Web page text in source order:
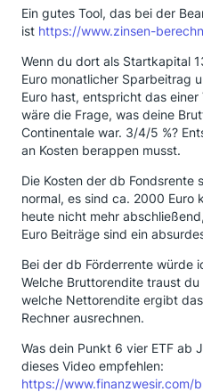
Ein gutes Tool, das bei der
ist https://www.zinsen-
Wenn du dort als Startkapital
Euro monatlicher Sparbeitrag
Euro hast, entspricht das
wäre die Frage, was deine
Continentale war. 3/4/5 %?
an Kosten berappen musst.
Die Kosten der db Fondsrente
normal, es sind ca. 2000 Euro
heute nicht mehr
Euro Beiträge sind ein
Bei der db Förderrente würde
Welche Bruttorendite traust
welche Nettorendite ergibt
Rechner ausrechnen.
Was dein Punkt 6 vier ETF ab
dieses Video empfehlen:
https://www.finanzwesir.com/